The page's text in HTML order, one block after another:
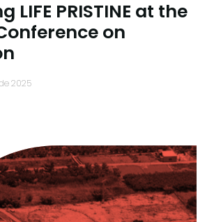
LIFE PRISTINE at the
on
2025